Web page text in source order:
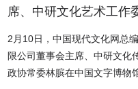
席、中研文化艺术工作
2月10日，中国现代文化网总
限公司董事会主席、中研文化
政协常委林膑在中国文字博物